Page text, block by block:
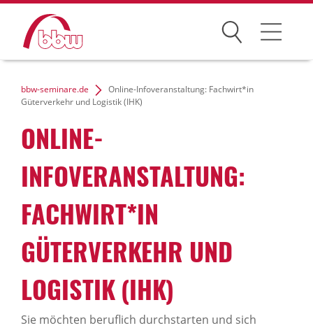
Suchen
Weiterbildung
Förderungen
Projekte
Über uns
News Archiv
bbw-seminare.de
Online-Infoveranstaltung: Fachwirt*in
Güterverkehr und Logistik (IHK)
ONLINE-
INFOVERANSTALTUNG:
FACHWIRT*IN
GÜTERVERKEHR UND
LOGISTIK (IHK)
Sie möchten beruflich durchstarten und sich